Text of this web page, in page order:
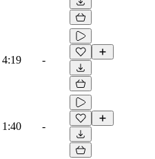
4:19 -
1:40 -